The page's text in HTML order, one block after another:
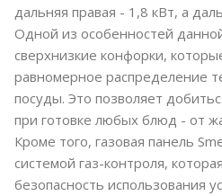
дальняя правая - 1,8 кВт, а
Одной из особенностей
сверхнизкие конфорки,
равномерное распределение
посуды. Это позволяет
при готовке любых блюд - от
Кроме того, газовая панель
системой газ-контроля,
безопасность использования